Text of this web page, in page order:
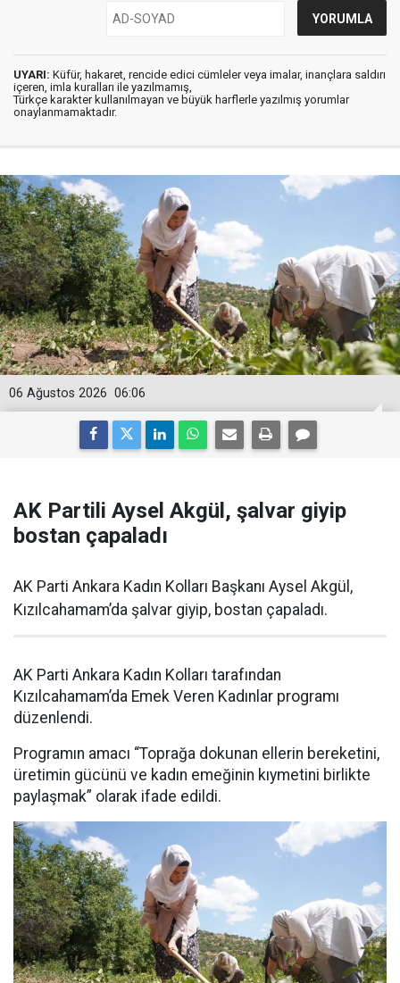
UYARI: Küfür, hakaret, rencide edici cümleler veya imalar, inançlara saldırı
içeren, imla kuralları ile yazılmamış,
Türkçe karakter kullanılmayan ve büyük harflerle yazılmış yorumlar
onaylanmamaktadır.
06:06
06 Ağustos 2026
AK Partili Aysel Akgül, şalvar giyip
bostan çapaladı
AK Parti Ankara Kadın Kolları Başkanı Aysel Akgül,
Kızılcahamam’da şalvar giyip, bostan çapaladı.
AK Parti Ankara Kadın Kolları tarafından
Kızılcahamam’da Emek Veren Kadınlar programı
düzenlendi.
Programın amacı “Toprağa dokunan ellerin bereketini,
üretimin gücünü ve kadın emeğinin kıymetini birlikte
paylaşmak” olarak ifade edildi.